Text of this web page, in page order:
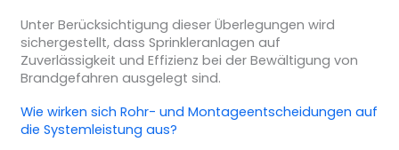
Unter Berücksichtigung dieser Überlegungen wird
sichergestellt, dass Sprinkleranlagen auf
Zuverlässigkeit und Effizienz bei der Bewältigung von
Brandgefahren ausgelegt sind.
Wie wirken sich Rohr- und Montageentscheidungen auf
die Systemleistung aus?